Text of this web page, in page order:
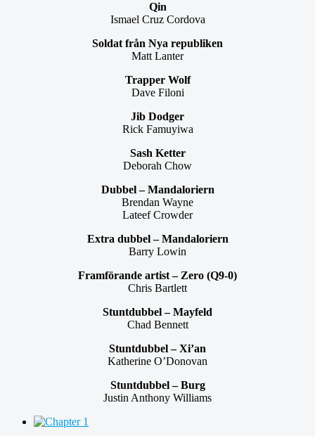
Qin
Ismael Cruz Cordova
Soldat från Nya republiken
Matt Lanter
Trapper Wolf
Dave Filoni
Jib Dodger
Rick Famuyiwa
Sash Ketter
Deborah Chow
Dubbel – Mandaloriern
Brendan Wayne
Lateef Crowder
Extra dubbel – Mandaloriern
Barry Lowin
Framförande artist – Zero (Q9-0)
Chris Bartlett
Stuntdubbel – Mayfeld
Chad Bennett
Stuntdubbel – Xi’an
Katherine O’Donovan
Stuntdubbel – Burg
Justin Anthony Williams